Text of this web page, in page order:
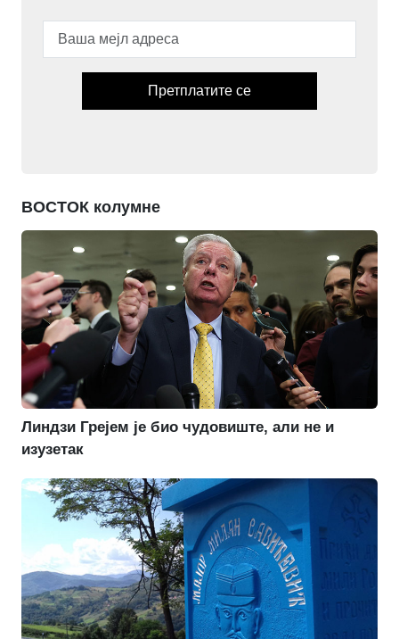
Претплатите се
ВОСТОК колумне
Линдзи Грејем је био чудовиште, али не и
изузетак